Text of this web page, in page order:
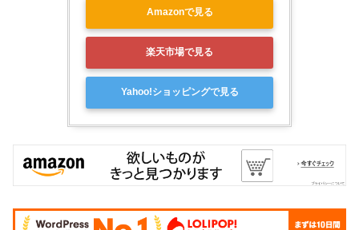
Amazonで見る
楽天市場で見る
Yahoo!ショッピングで見る